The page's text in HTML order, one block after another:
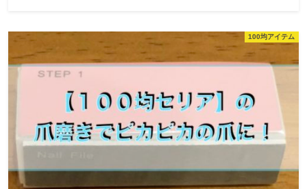
100均アイテム